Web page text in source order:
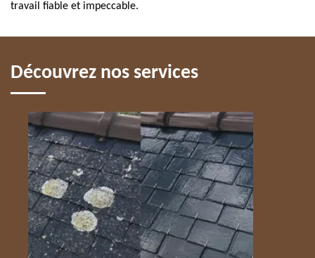
travail fiable et impeccable.
Découvrez nos services